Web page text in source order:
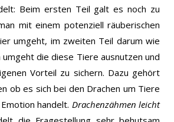
Beim ersten Teil galt es noch zu
mit einem potenziell räuberischen
umgeht, im zweiten Teil darum wie
die diese Tiere ausnutzen und
Vorteil zu sichern. Dazu gehört
ob es sich bei den Drachen um Tiere
handelt. Drachenzähmen leicht